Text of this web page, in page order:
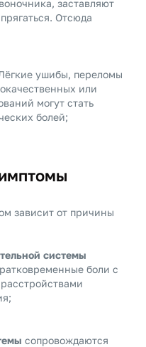
заставляют
Отсюда
ушибы, переломы
или
могут стать
болей;
зависит от причины
системы
боли с
сопровождаются